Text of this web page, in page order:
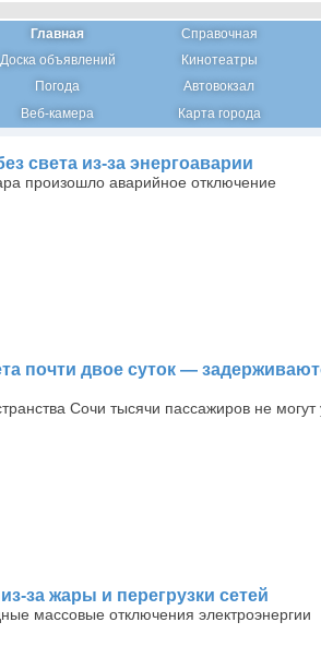
Главная
Справочная
Доска объявлений
Кинотеатры
Погода
Автовокзал
Веб-камера
Карта города
света из-за энергоаварии
произошло аварийное отключение
почти двое суток —
Сочи тысячи пассажиров не могут
за жары и перегрузки сетей
массовые отключения электроэнергии